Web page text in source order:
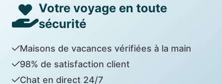
Votre voyage en toute
sécurité
Maisons de vacances vérifiées à la main
98% de satisfaction client
Chat en direct 24/7